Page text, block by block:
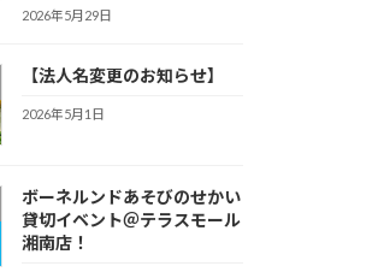
2026年5月29日
【法人名変更のお知らせ】
2026年5月1日
ボーネルンドあそびのせかい
貸切イベント＠テラスモール
湘南店！